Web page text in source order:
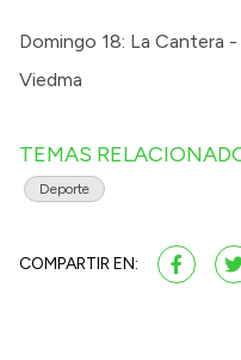
Domingo 18: La Cantera
Viedma
TEMAS
Deporte
COMPARTIR EN: